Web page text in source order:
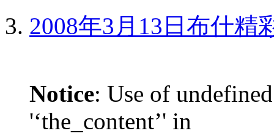
2008年3月13日布什精
Notice: Use of
'‘the_content’' in